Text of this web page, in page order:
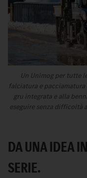
Un Unimog per tutte
falciatura e
gru integrata e alla
eseguire senza difficoltà
DA UNA IDEA
SERIE.